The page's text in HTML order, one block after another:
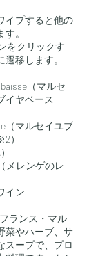
イプすると他の
。
をクリックす
移します。
（マルセ
イヤベース
（マルセイユブ
）
メレンゲのレ
イン
ランス・マル
菜やハーブ、サ
スープで、プロ